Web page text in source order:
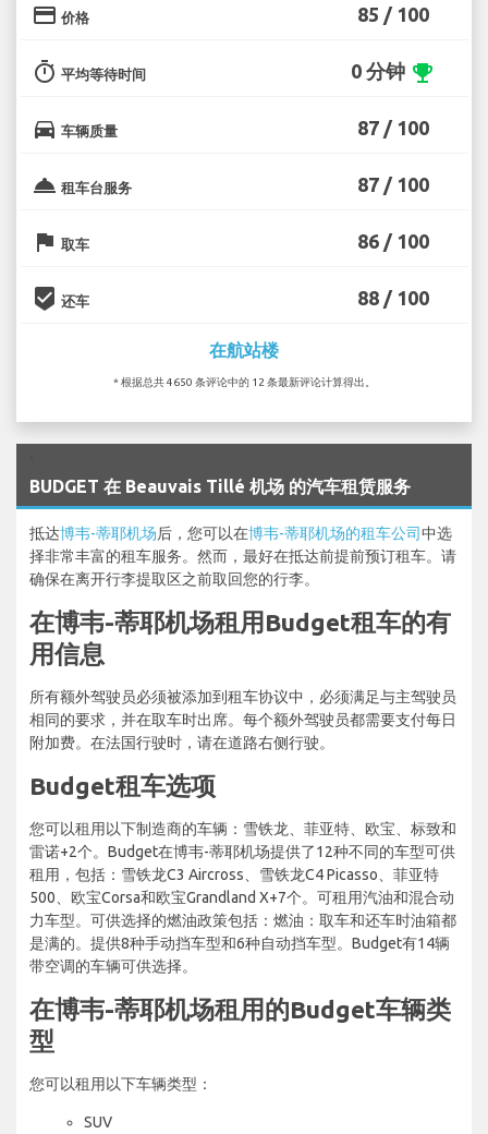
credit_card 价格 85 / 100
timer 平均等待时间 0 分钟 emoji_events
directions_car 车辆质量 87 / 100
room_service 租车台服务 87 / 100
flag 取车 86 / 100
beenhere 还车 88 / 100
在航站楼
* 根据总共 4650 条评论中的 12 条最新评论计算得出。
BUDGET 在 Beauvais Tillé 机场 的汽车租赁服务
抵达博韦-蒂耶机场后，您可以在博韦-蒂耶机场的租车公司中选
择非常丰富的租车服务。然而，最好在抵达前提前预订租车。请
确保在离开行李提取区之前取回您的行李。
在博韦-蒂耶机场租用Budget租车的有
用信息
所有额外驾驶员必须被添加到租车协议中，必须满足与主驾驶员
相同的要求，并在取车时出席。每个额外驾驶员都需要支付每日
附加费。在法国行驶时，请在道路右侧行驶。
Budget租车选项
您可以租用以下制造商的车辆：雪铁龙、菲亚特、欧宝、标致和
雷诺+2个。Budget在博韦-蒂耶机场提供了12种不同的车型可供
租用，包括：雪铁龙C3 Aircross、雪铁龙C4 Picasso、菲亚特
500、欧宝Corsa和欧宝Grandland X+7个。可租用汽油和混合动
力车型。可供选择的燃油政策包括：燃油：取车和还车时油箱都
是满的。提供8种手动挡车型和6种自动挡车型。Budget有14辆
带空调的车辆可供选择。
在博韦-蒂耶机场租用的Budget车辆类
型
您可以租用以下车辆类型：
SUV